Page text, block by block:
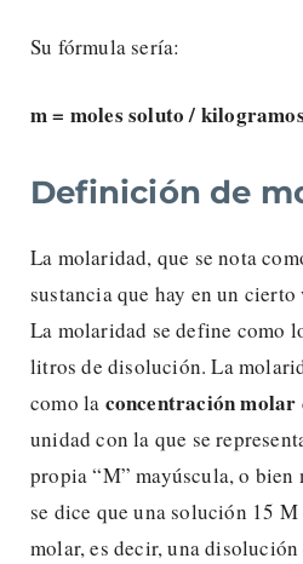
Su fórmula sería:
m = moles soluto /
Definición de
La molaridad, que se nota
sustancia que hay en un
La molaridad se define como
litros de disolución. La
como la concentración molar
unidad con la que se
propia “M” mayúscula, o
se dice que una solución 15
molar, es decir, una